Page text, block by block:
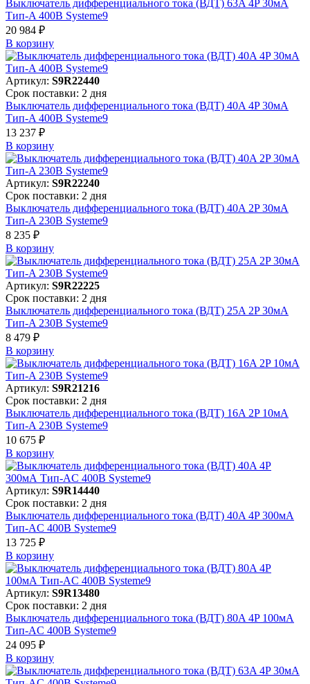
Выключатель дифференциального тока (ВДТ) 63A 4P 30мА
Тип-A 400В Systeme9
20 984 ₽
В корзинy
Артикул: S9R22440
Срок поставки: 2 дня
Выключатель дифференциального тока (ВДТ) 40A 4P 30мА
Тип-A 400В Systeme9
13 237 ₽
В корзинy
Артикул: S9R22240
Срок поставки: 2 дня
Выключатель дифференциального тока (ВДТ) 40A 2P 30мА
Тип-A 230В Systeme9
8 235 ₽
В корзинy
Артикул: S9R22225
Срок поставки: 2 дня
Выключатель дифференциального тока (ВДТ) 25A 2P 30мА
Тип-A 230В Systeme9
8 479 ₽
В корзинy
Артикул: S9R21216
Срок поставки: 2 дня
Выключатель дифференциального тока (ВДТ) 16A 2P 10мА
Тип-A 230В Systeme9
10 675 ₽
В корзинy
Артикул: S9R14440
Срок поставки: 2 дня
Выключатель дифференциального тока (ВДТ) 40A 4P 300мА
Тип-AC 400В Systeme9
13 725 ₽
В корзинy
Артикул: S9R13480
Срок поставки: 2 дня
Выключатель дифференциального тока (ВДТ) 80A 4P 100мА
Тип-AC 400В Systeme9
24 095 ₽
В корзинy